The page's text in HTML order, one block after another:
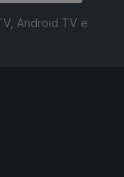
Android TV e